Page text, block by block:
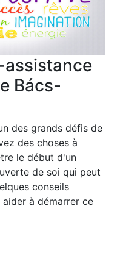
Bács-
des grands défis de
des choses à
le début d'un
de soi qui peut
conseils
à démarrer ce